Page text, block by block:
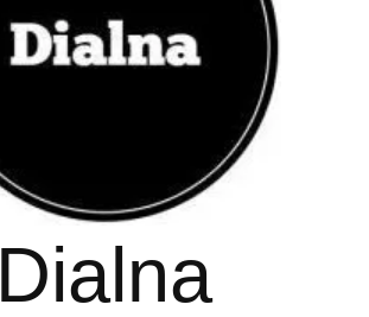
Dialna